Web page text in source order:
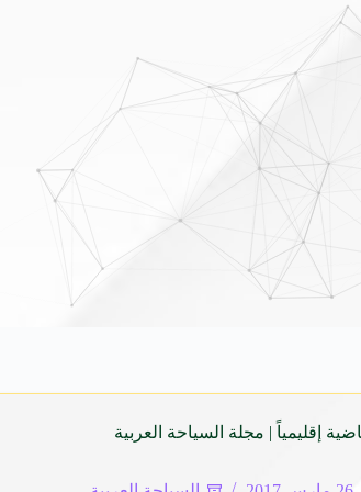
الحرمين الشريفين للعمرة والزيارة لعام 1448
إقليمياً | مجلة السياحة العربية